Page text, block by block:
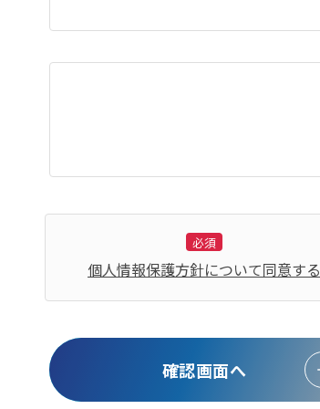
必須
個人情報保護方針について同意する
確認画面へ